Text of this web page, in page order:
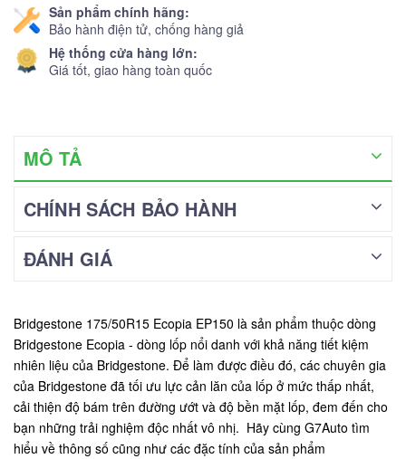
Sản phẩm chính hãng:
Bảo hành điện tử, chống hàng giả
Hệ thống cửa hàng lớn:
Giá tốt, giao hàng toàn quốc
MÔ TẢ
CHÍNH SÁCH BẢO HÀNH
ĐÁNH GIÁ
Bridgestone 175/50R15 Ecopia EP150 là sản phẩm thuộc dòng
Bridgestone Ecopia - dòng lốp nổi danh với khả năng tiết kiệm
nhiên liệu của Bridgestone. Để làm được điều đó, các chuyên gia
của Bridgestone đã tối ưu lực cản lăn của lốp ở mức thấp nhất,
cải thiện độ bám trên đường ướt và độ bền mặt lốp, đem đến cho
bạn những trải nghiệm độc nhất vô nhị. Hãy cùng G7Auto tìm
hiểu về thông số cũng như các đặc tính của sản phẩm